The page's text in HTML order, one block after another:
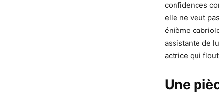
confidences
elle ne veut
énième
assistante de
actrice qui
Une